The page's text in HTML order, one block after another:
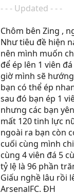
- - - Updated - - -
Chôm bên Zing ,
Như tiêu đề hiện
nên mình muốn
để ép lên 1 viên
giờ mình sẽ
bạn có thể ép
sau đó bạn ép 1
nhưng các bạn
mất 120 tinh lực
ngoài ra bạn còn
cuối cùng mình
cùng 4 viên đá 5
tỷ lệ là 96 phần
Giấu nghề lâu rồi
ArsenalFC. ĐH